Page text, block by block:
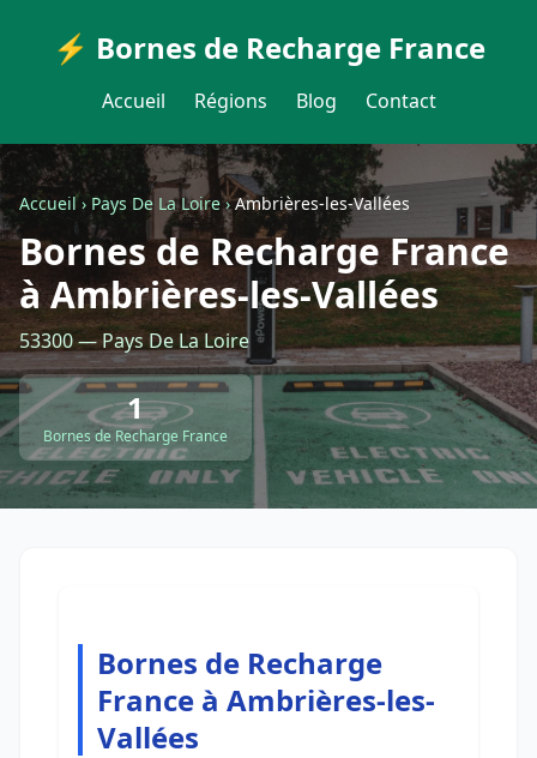
⚡ Bornes de Recharge France
Accueil Régions Blog Contact
Accueil›Pays De La Loire›Ambrières-les-Vallées
Bornes de Recharge France
à Ambrières-les-Vallées
53300 — Pays De La Loire
1
Bornes de Recharge France
Bornes de Recharge
France à Ambrières-les-
Vallées